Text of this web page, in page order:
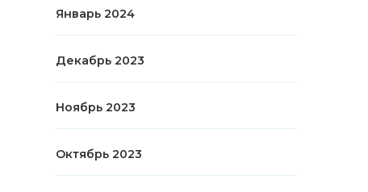
Январь 2024
Декабрь 2023
Ноябрь 2023
Октябрь 2023